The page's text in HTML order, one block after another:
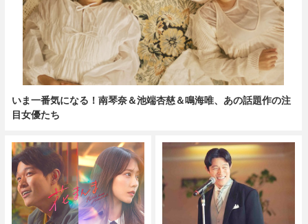
いま一番気になる！南琴奈＆池端杏慈＆鳴海唯、あの話題作の注
目女優たち